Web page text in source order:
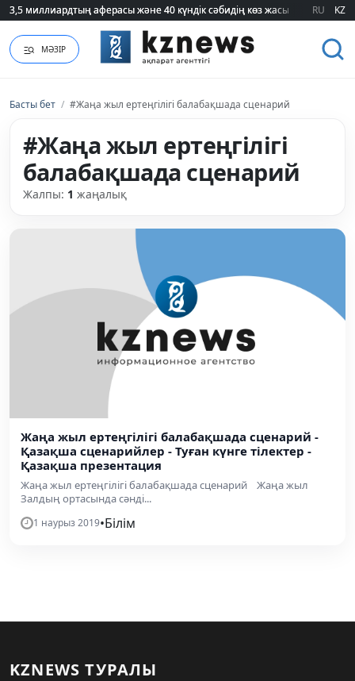
3,5 миллиардтың аферасы және 40 күндік сәбидің көз жасы:
3,5 миллиардтың аферасы және 40 күндік сәбидің көз жасы: RU KZ
МӘЗІР
Басты бет / #Жаңа жыл ертеңгілігі балабақшада сценарий
#Жаңа жыл ертеңгілігі
балабақшада сценарий
Жалпы: 1 жаңалық
Жаңа жыл ертеңгілігі балабақшада сценарий -
Қазақша сценарийлер - Туған күнге тілектер -
Қазақша презентация
Жаңа жыл ертеңгілігі балабақшада сценарий Жаңа жыл
Залдың ортасында сәнді...
1 наурыз 2019•Білім
KZNEWS ТУРАЛЫ